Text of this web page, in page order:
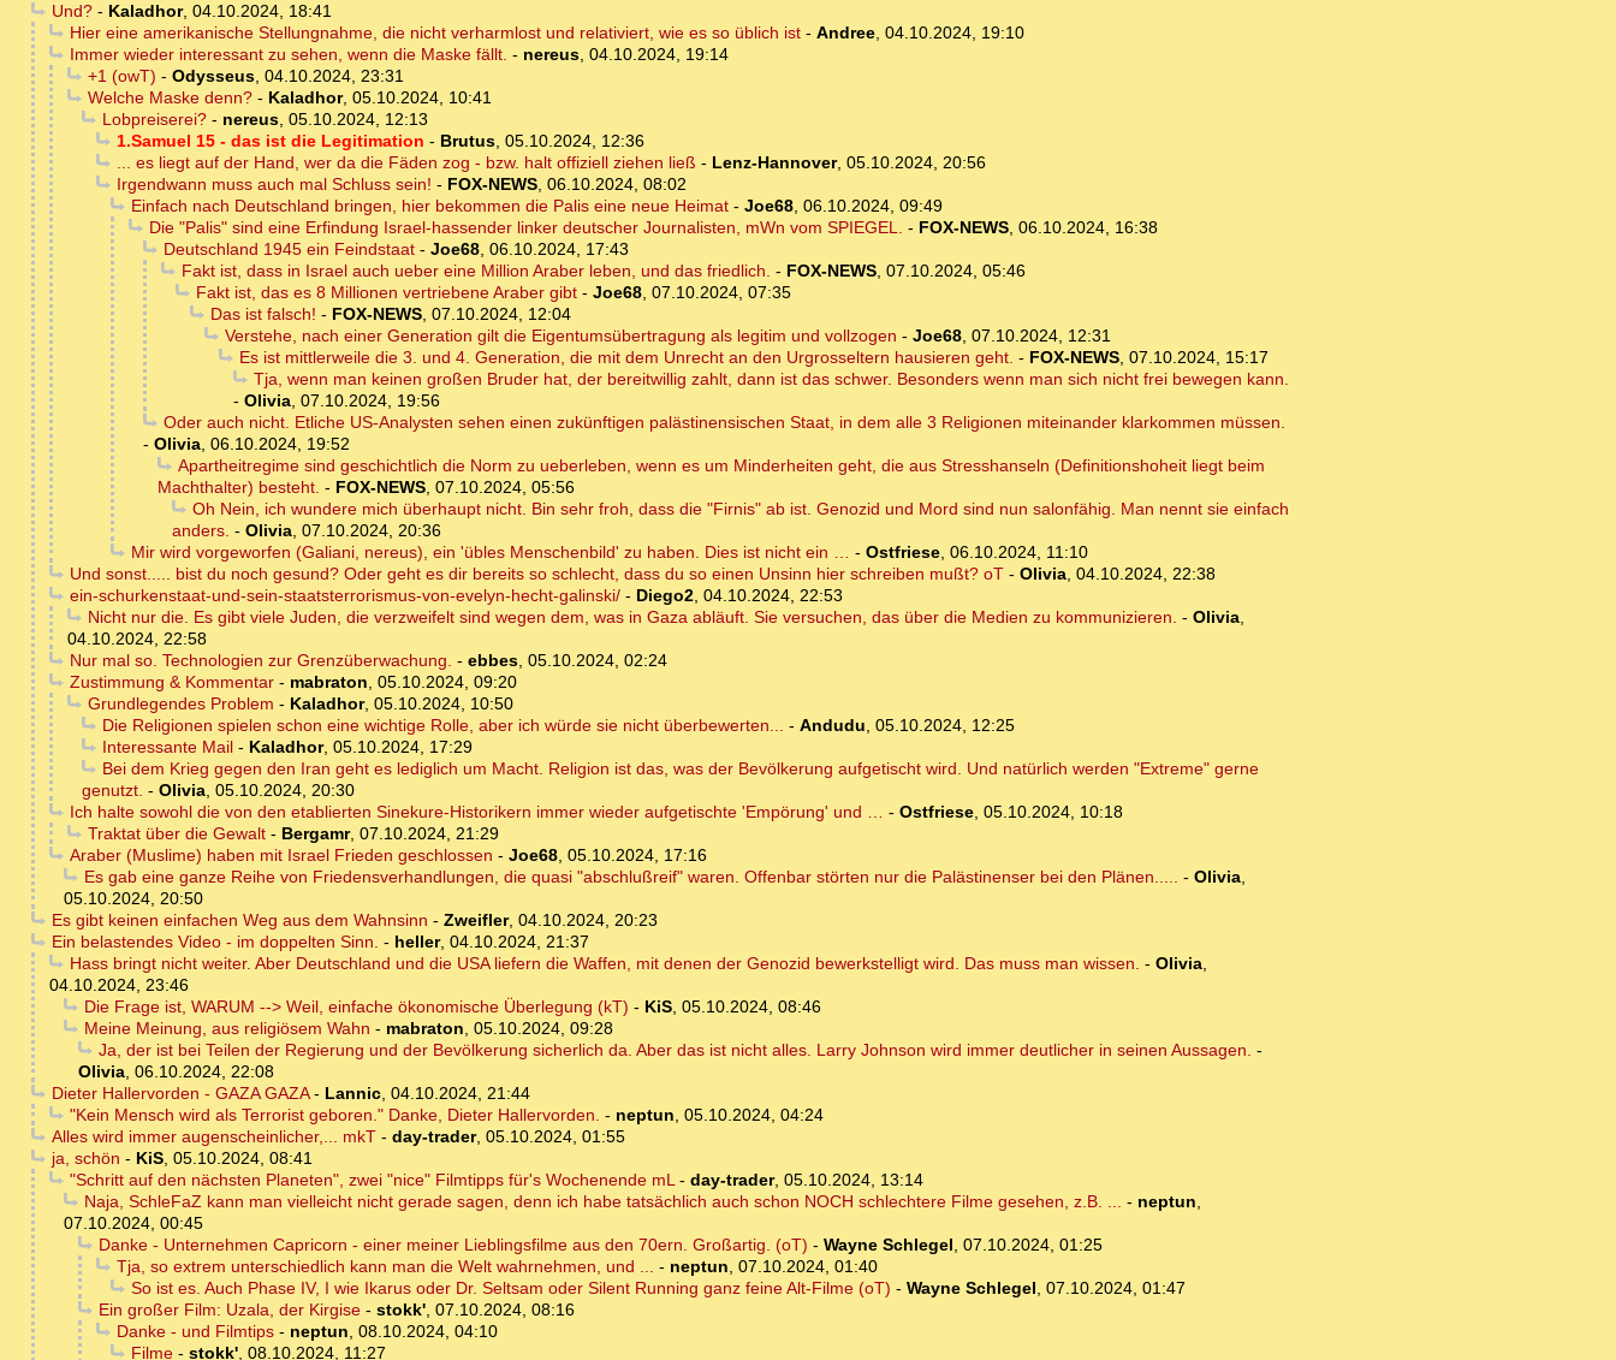
Und?- Kaladhor, 04.10.2024, 18:41
Hier eine amerikanische Stellungnahme, die nicht verharmlost und relativiert, wie es so üblich ist- Andree, 04.10.2024, 19:10
Immer wieder interessant zu sehen, wenn die Maske fällt. - nereus, 04.10.2024, 19:14
+1 (owT) - Odysseus, 04.10.2024, 23:31
Welche Maske denn?- Kaladhor, 05.10.2024, 10:41
Lobpreiserei?- nereus, 05.10.2024, 12:13
1.Samuel 15 - das ist die Legitimation - Brutus, 05.10.2024, 12:36
... es liegt auf der Hand, wer da die Fäden zog - bzw. halt offiziell ziehen ließ - Lenz-Hannover, 05.10.2024, 20:56
Irgendwann muss auch mal Schluss sein! - FOX-NEWS, 06.10.2024, 08:02
Einfach nach Deutschland bringen, hier bekommen die Palis eine neue Heimat- Joe68, 06.10.2024, 09:49
Die "Palis" sind eine Erfindung Israel-hassender linker deutscher Journalisten, mWn vom SPIEGEL. - FOX-NEWS, 06.10.2024, 16:38
Deutschland 1945 ein Feindstaat- Joe68, 06.10.2024, 17:43
Fakt ist, dass in Israel auch ueber eine Million Araber leben, und das friedlich. - FOX-NEWS, 07.10.2024, 05:46
Fakt ist, das es 8 Millionen vertriebene Araber gibt- Joe68, 07.10.2024, 07:35
Das ist falsch! - FOX-NEWS, 07.10.2024, 12:04
Verstehe, nach einer Generation gilt die Eigentumsübertragung als legitim und vollzogen - Joe68, 07.10.2024, 12:31
Es ist mittlerweile die 3. und 4. Generation, die mit dem Unrecht an den Urgrosseltern hausieren geht. - FOX-NEWS, 07.10.2024, 15:17
Tja, wenn man keinen großen Bruder hat, der bereitwillig zahlt, dann ist das schwer. Besonders wenn man sich nicht frei bewegen kann.
- Olivia, 07.10.2024, 19:56
Oder auch nicht. Etliche US-Analysten sehen einen zukünftigen palästinensischen Staat, in dem alle 3 Religionen miteinander klarkommen müssen.
- Olivia, 06.10.2024, 19:52
Apartheitregime sind geschichtlich die Norm zu ueberleben, wenn es um Minderheiten geht, die aus Stresshanseln (Definitionshoheit liegt beim
Machthalter) besteht. - FOX-NEWS, 07.10.2024, 05:56
Oh Nein, ich wundere mich überhaupt nicht. Bin sehr froh, dass die "Firnis" ab ist. Genozid und Mord sind nun salonfähig. Man nennt sie einfach
anders. - Olivia, 07.10.2024, 20:36
Mir wird vorgeworfen (Galiani, nereus), ein 'übles Menschenbild' zu haben. Dies ist nicht ein … - Ostfriese, 06.10.2024, 11:10
Und sonst..... bist du noch gesund? Oder geht es dir bereits so schlecht, dass du so einen Unsinn hier schreiben mußt? oT- Olivia, 04.10.2024, 22:38
ein-schurkenstaat-und-sein-staatsterrorismus-von-evelyn-hecht-galinski/- Diego2, 04.10.2024, 22:53
Nicht nur die. Es gibt viele Juden, die verzweifelt sind wegen dem, was in Gaza abläuft. Sie versuchen, das über die Medien zu kommunizieren. - Olivia,
04.10.2024, 22:58
Nur mal so. Technologien zur Grenzüberwachung. - ebbes, 05.10.2024, 02:24
Zustimmung & Kommentar- mabraton, 05.10.2024, 09:20
Grundlegendes Problem - Kaladhor, 05.10.2024, 10:50
Die Religionen spielen schon eine wichtige Rolle, aber ich würde sie nicht überbewerten... - Andudu, 05.10.2024, 12:25
Interessante Mail- Kaladhor, 05.10.2024, 17:29
Bei dem Krieg gegen den Iran geht es lediglich um Macht. Religion ist das, was der Bevölkerung aufgetischt wird. Und natürlich werden "Extreme" gerne
genutzt. - Olivia, 05.10.2024, 20:30
Ich halte sowohl die von den etablierten Sinekure-Historikern immer wieder aufgetischte 'Empörung' und … - Ostfriese, 05.10.2024, 10:18
Traktat über die Gewalt- Bergamr, 07.10.2024, 21:29
Araber (Muslime) haben mit Israel Frieden geschlossen - Joe68, 05.10.2024, 17:16
Es gab eine ganze Reihe von Friedensverhandlungen, die quasi "abschlußreif" waren. Offenbar störten nur die Palästinenser bei den Plänen..... - Olivia,
05.10.2024, 20:50
Es gibt keinen einfachen Weg aus dem Wahnsinn - Zweifler, 04.10.2024, 20:23
Ein belastendes Video - im doppelten Sinn. - heller, 04.10.2024, 21:37
Hass bringt nicht weiter. Aber Deutschland und die USA liefern die Waffen, mit denen der Genozid bewerkstelligt wird. Das muss man wissen. - Olivia,
04.10.2024, 23:46
Die Frage ist, WARUM --> Weil, einfache ökonomische Überlegung (kT) - KiS, 05.10.2024, 08:46
Meine Meinung, aus religiösem Wahn - mabraton, 05.10.2024, 09:28
Ja, der ist bei Teilen der Regierung und der Bevölkerung sicherlich da. Aber das ist nicht alles. Larry Johnson wird immer deutlicher in seinen Aussagen. -
Olivia, 06.10.2024, 22:08
Dieter Hallervorden - GAZA GAZA- Lannic, 04.10.2024, 21:44
"Kein Mensch wird als Terrorist geboren." Danke, Dieter Hallervorden. - neptun, 05.10.2024, 04:24
Alles wird immer augenscheinlicher,... mkT- day-trader, 05.10.2024, 01:55
ja, schön - KiS, 05.10.2024, 08:41
"Schritt auf den nächsten Planeten", zwei "nice" Filmtipps für's Wochenende mL- day-trader, 05.10.2024, 13:14
Naja, SchleFaZ kann man vielleicht nicht gerade sagen, denn ich habe tatsächlich auch schon NOCH schlechtere Filme gesehen, z.B. ... - neptun,
07.10.2024, 00:45
Danke - Unternehmen Capricorn - einer meiner Lieblingsfilme aus den 70ern. Großartig. (oT) - Wayne Schlegel, 07.10.2024, 01:25
Tja, so extrem unterschiedlich kann man die Welt wahrnehmen, und ... - neptun, 07.10.2024, 01:40
So ist es. Auch Phase IV, I wie Ikarus oder Dr. Seltsam oder Silent Running ganz feine Alt-Filme (oT) - Wayne Schlegel, 07.10.2024, 01:47
Ein großer Film: Uzala, der Kirgise- stokk', 07.10.2024, 08:16
Danke - und Filmtips- neptun, 08.10.2024, 04:10
Filme- stokk', 08.10.2024, 11:27